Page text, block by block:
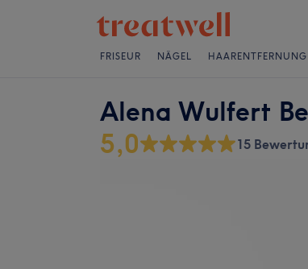
FRISEUR NÄGEL HAARENTFERNUNG
Alena Wulfert
5,0
15